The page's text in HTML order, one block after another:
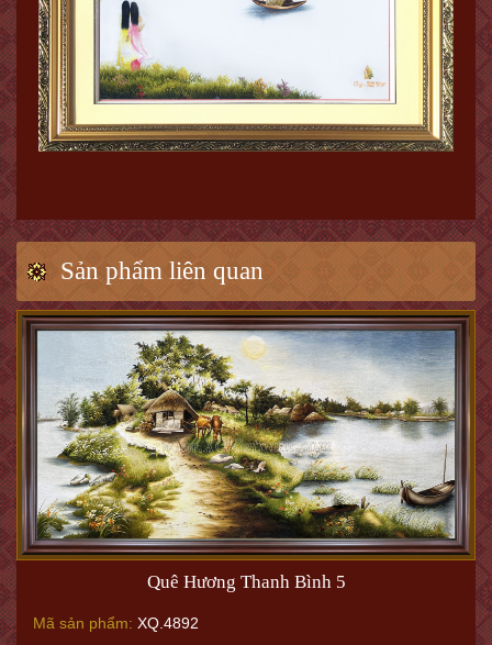
Sản phẩm liên quan
Quê Hương Thanh Bình 5
Mã sản phẩm: XQ.4892